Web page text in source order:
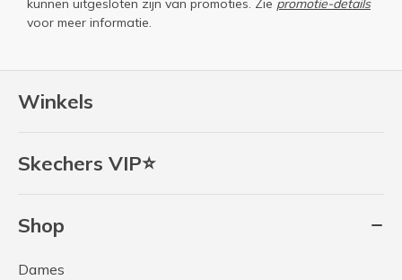
Winkels
Skechers VIP⭐
Shop
Dames
kunnen uitgesloten zijn van promoties. Zie promotie-details
voor meer informatie.